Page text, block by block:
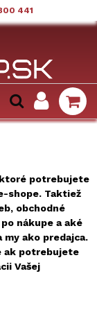
441
potrebujete
shope. Taktiež
obchodné
nákupe a aké
my ako predajca.
ak potrebujete
Vašej